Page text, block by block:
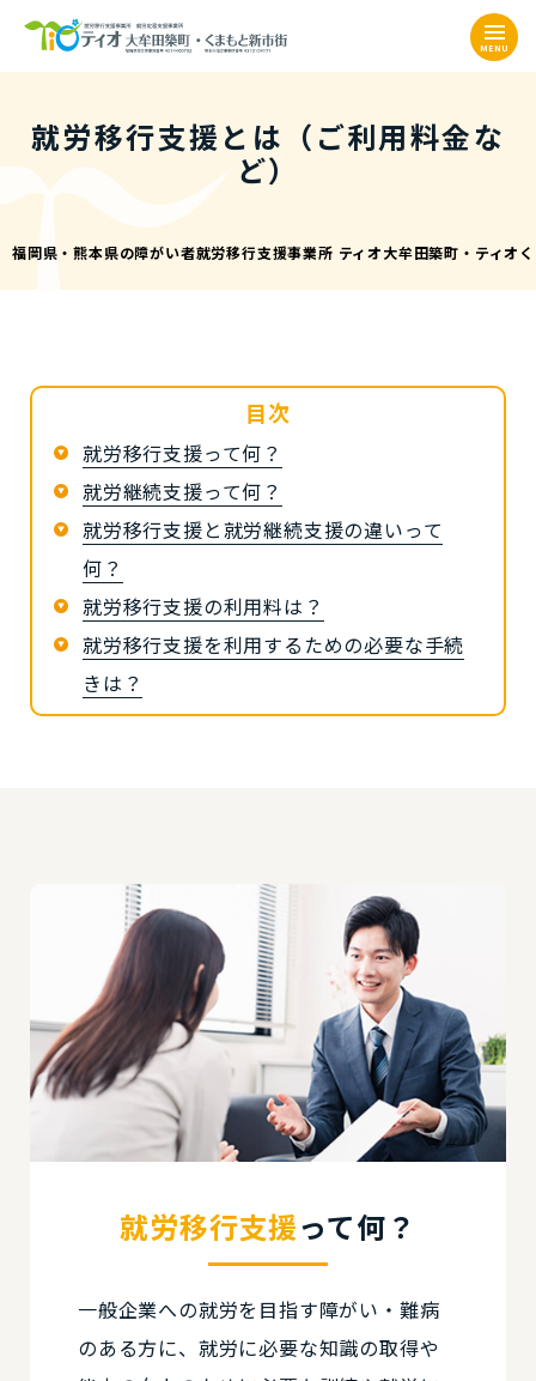
MENU
就労移行支援とは（ご利用料金な
ど）
福岡県・熊本県の障がい者就労移行支援事業所 ティオ大牟田築町・ティオ
目次
就労移行支援って何？
就労継続支援って何？
就労移行支援と就労継続支援の違いって
何？
就労移行支援の利用料は？
就労移行支援を利用するための必要な手続
きは？
就労移行支援って何？
一般企業への就労を目指す障がい・難病
のある方に、就労に必要な知識の取得や